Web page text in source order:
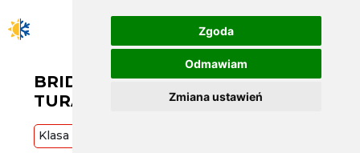
Zgoda
Odmawiam
Zmiana ustawień
BRIDGESTONE W205/55 R19
TURANZA A/S 6 97V XL
Klasa